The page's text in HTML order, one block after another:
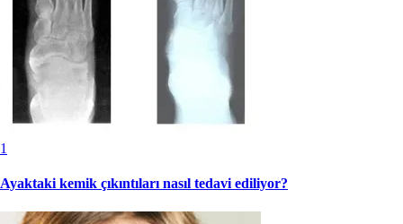
1
Ayaktaki kemik çıkıntıları nasıl tedavi ediliyor?